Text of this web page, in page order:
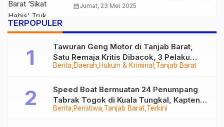
Pekanbaru
calendar_monthJumat, 23 Mei 2025
TERPOPULER
Berita Daerah Hukum & Kriminal Tanjab Barat
Tawuran Geng Motor di Tanjab Barat,
Satu Remaja Kritis Dibacok, 3 Pelaku
Ditangkap
Berita Peristiwa Tanjab Barat Terkini
Speed Boat Bermuatan 24 Penumpang
Tabrak Togok di Kuala Tungkal, Kapten
Sempat Hilang